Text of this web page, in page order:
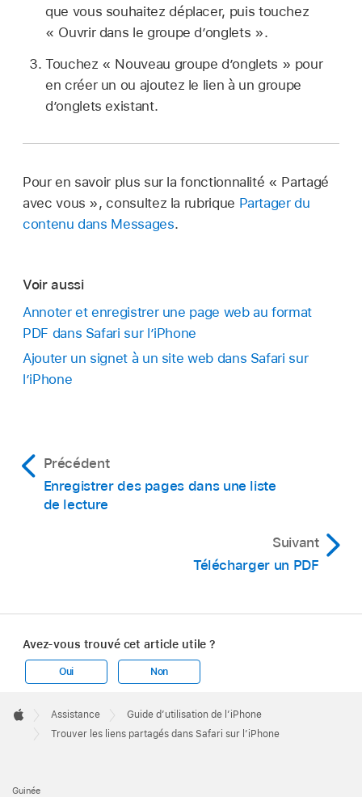
que vous souhaitez déplacer, puis touchez
« Ouvrir dans le groupe d’onglets ».
Touchez « Nouveau groupe d’onglets » pour
en créer un ou ajoutez le lien à un groupe
d’onglets existant.
Pour en savoir plus sur la fonctionnalité « Partagé
avec vous », consultez la rubrique Partager du
contenu dans Messages.
Voir aussi
Annoter et enregistrer une page web au format
PDF dans Safari sur l’iPhone
Ajouter un signet à un site web dans Safari sur
l’iPhone
Précédent
Enregistrer des pages dans une liste
de lecture
Suivant
Télécharger un PDF
Avez-vous trouvé cet article utile ?
Oui Non
Footer

Apple
Assistance
Guide d’utilisation de l’iPhone
Trouver les liens partagés dans Safari sur l’iPhone
Guinée